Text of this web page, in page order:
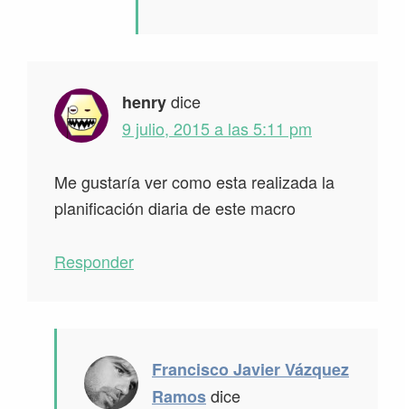
henrydice
9 julio, 2015 a las 5:11 pm
Me gustaría ver como esta realizada la
planificación diaria de este macro
Responder
Francisco Javier Vázquez
Ramosdice